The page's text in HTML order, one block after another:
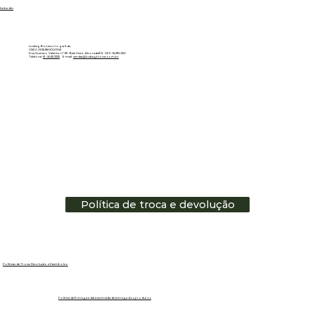
Política de Entrega e data estimada de entrega dos produtos
Políticas de Troca, Devolução e Reembolso
Ludwig Biotecnologia ltda
CNPJ: 01.151.850/0001-53
Rua Gustavo Valente, nº 69 - Bela Vista - Alvorada/RS - CEP: 94810-250
Telefone: 51 - 3483.3335E-mail: vendas@ludwigbiotec.com.br
Linkedin
Política de troca e devolução